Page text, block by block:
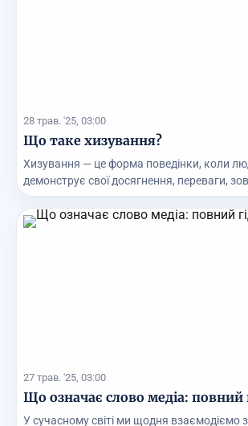
28 трав. '25, 03:00
Що таке хизування?
Хизування — це форма поведінки, коли
демонструє свої досягнення, переваги,
27 трав. '25, 03:00
Що означає слово медіа: повний
У сучасному світі ми щодня взаємодіємо